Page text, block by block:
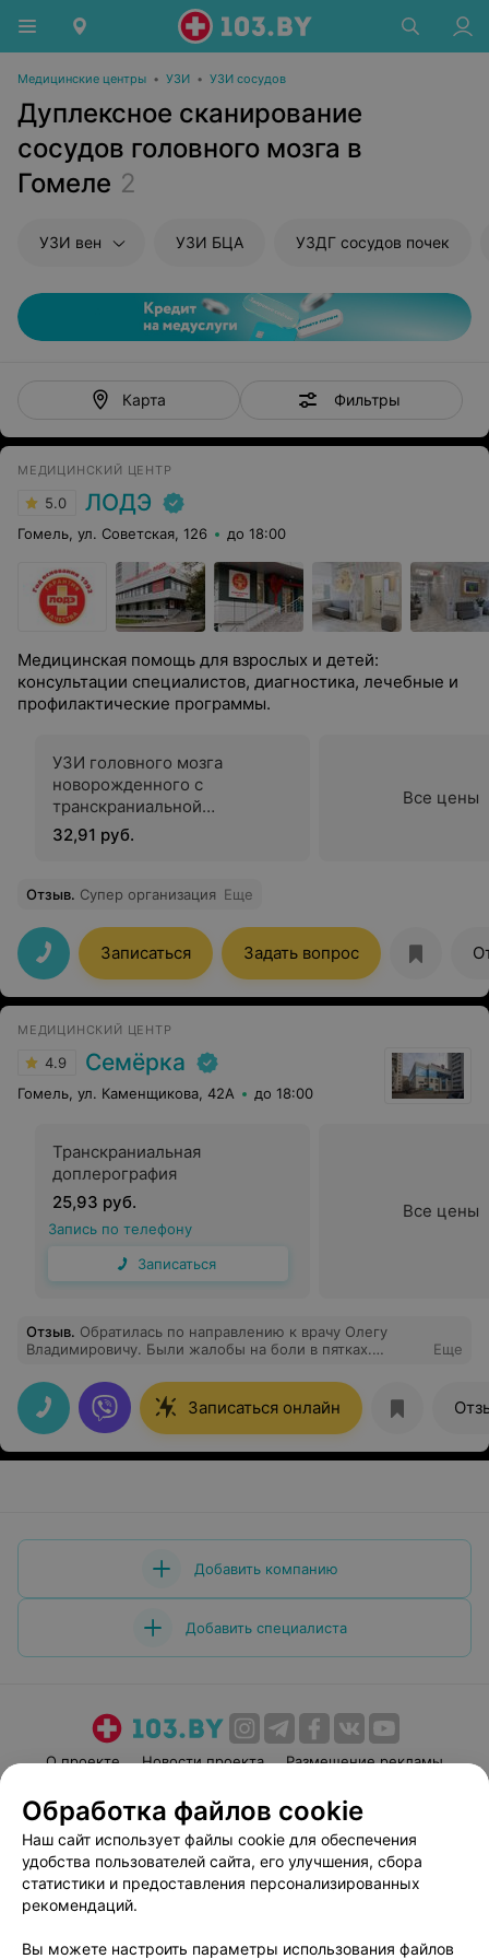
Медицинские центры • УЗИ • УЗИ сосудов
Дуплексное сканирование
сосудов головного мозга в
Гомеле 2
УЗИ вен УЗИ БЦА УЗДГ сосудов почек
Карта Фильтры
МЕДИЦИНСКИЙ ЦЕНТР
5.0 ЛОДЭ
Гомель, ул. Советская, 126 до 18:00
Медицинская помощь для взрослых и детей:
консультации специалистов, диагностика, лечебные и
профилактические программы.
УЗИ головного мозга
новорожденного с
транскраниальной
доплерографией вен
головного мозга
32,91 руб.
Все цены
Отзыв. Супер организация Еще
Записаться Задать вопрос
МЕДИЦИНСКИЙ ЦЕНТР
4.9 Семёрка
Гомель, ул. Каменщикова, 42А до 18:00
Транскраниальная
доплерография
25,93 руб.
Запись по телефону
Записаться
Все цены
Отзыв. Обратилась по направлению к врачу Олегу
Владимировичу. Были жалобы на боли в пятках.
проведены пять процедур, после которых пришло
облегчение. Стала чувствовать себя лучше. Большое
спасибо. Рекомендую данного врача!
Еще
Записаться онлайн
Добавить компанию
Добавить специалиста
О проекте Новости проекта
Размещение рекламы
Пользовательское соглашение
Способы оплаты
Вакансии
Партнеры
Написать руководителю 103.by
Персональные настройки cookie
Обработка файлов cookie
Наш сайт использует файлы cookie для обеспечения
удобства пользователей сайта, его улучшения, сбора
статистики и предоставления персонализированных
рекомендаций.
Вы можете настроить параметры использования файлов